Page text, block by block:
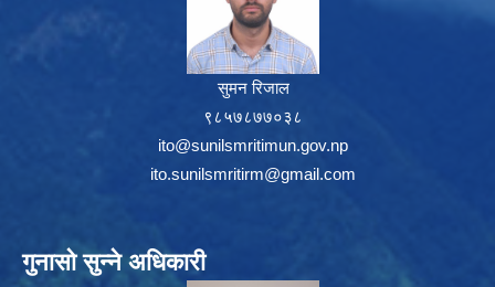
सुमन रिजाल
९८५७८७७०३८
ito@sunilsmritimun.gov.np
ito.sunilsmritirm@gmail.com
गुनासो सुन्ने अधिकारी